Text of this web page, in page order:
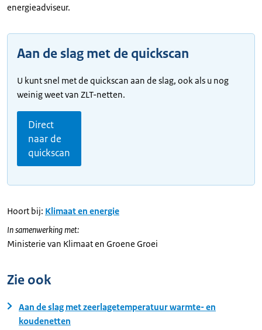
energieadviseur.
Aan de slag met de quickscan
U kunt snel met de quickscan aan de slag, ook als u nog
weinig weet van ZLT-netten.
Direct
naar de
quickscan
Hoort bij: Klimaat en energie
In samenwerking met:
Ministerie van Klimaat en Groene Groei
Zie ook
Aan de slag met zeerlagetemperatuur warmte- en
koudenetten